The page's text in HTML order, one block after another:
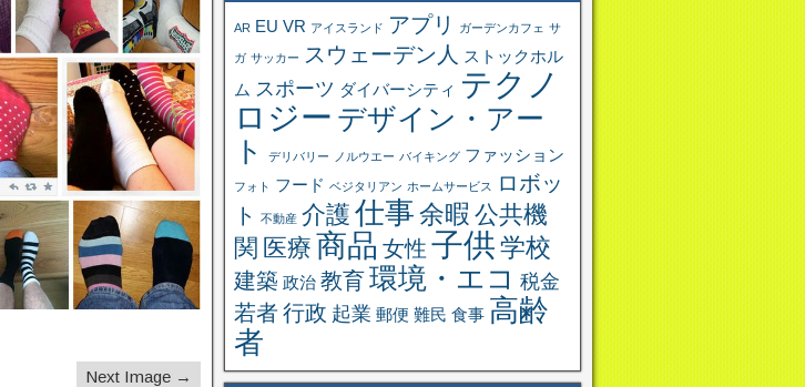
Next Image →
AR EU VR アイスランド アプリ ガーデンカフェ サ
ガ サッカー スウェーデン人 ストックホル
ム スポーツ ダイバーシティ テクノ
ロジー デザイン・アー
ト
デリバリー ノルウエー バイキング ファッション
フォト フード ベジタリアン ホームサービス
ロボッ
ト
不動産 介護 仕事余暇 公共機
関 医療 商品 女性 子供学校
建築 政治 教育 環境・エコ 税金
若者 行政 起業 郵便 難民 食事 高齢
者